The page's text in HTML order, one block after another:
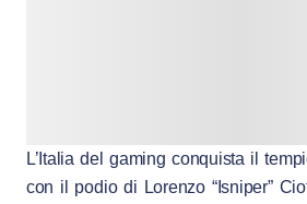
L’Italia del gaming conquista il
con il podio di Lorenzo “Isniper”